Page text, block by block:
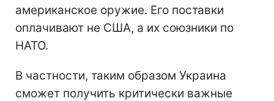
американское оружие. Его поставки
оплачивают не США, а их союзники по
НАТО.
В частности, таким образом Украина
сможет получить критически важные